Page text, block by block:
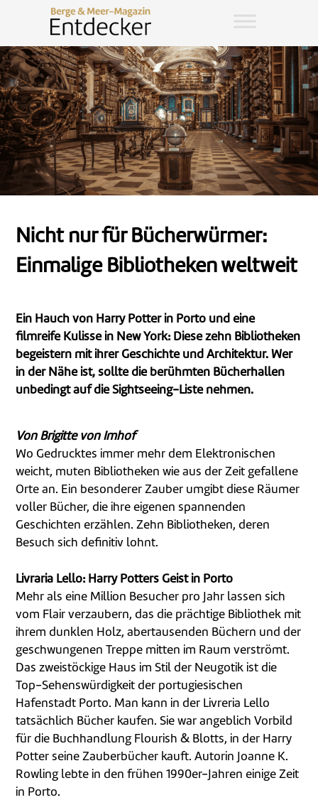
Nicht nur für Bücherwürmer:
Einmalige Bibliotheken weltweit
Ein Hauch von Harry Potter in Porto und eine
filmreife Kulisse in New York: Diese zehn Bibliotheken
begeistern mit ihrer Geschichte und Architektur. Wer
in der Nähe ist, sollte die berühmten Bücherhallen
unbedingt auf die Sightseeing-Liste nehmen.
Von Brigitte von Imhof
Wo Gedrucktes immer mehr dem Elektronischen
weicht, muten Bibliotheken wie aus der Zeit gefallene
Orte an. Ein besonderer Zauber umgibt diese Räumer
voller Bücher, die ihre eigenen spannenden
Geschichten erzählen. Zehn Bibliotheken, deren
Besuch sich definitiv lohnt.
Livraria Lello: Harry Potters Geist in Porto
Mehr als eine Million Besucher pro Jahr lassen sich
vom Flair verzaubern, das die prächtige Bibliothek mit
ihrem dunklen Holz, abertausenden Büchern und der
geschwungenen Treppe mitten im Raum verströmt.
Das zweistöckige Haus im Stil der Neugotik ist die
Top-Sehenswürdigkeit der portugiesischen
Hafenstadt Porto. Man kann in der Livreria Lello
tatsächlich Bücher kaufen. Sie war angeblich Vorbild
für die Buchhandlung Flourish & Blotts, in der Harry
Potter seine Zauberbücher kauft. Autorin Joanne K.
Rowling lebte in den frühen 1990er-Jahren einige Zeit
in Porto.